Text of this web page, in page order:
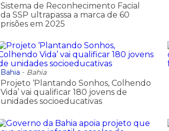
Sistema de Reconhecimento Facial
da SSP ultrapassa a marca de 60
prisões em 2025
Bahia - Bahia
Projeto ‘Plantando Sonhos, Colhendo
Vida’ vai qualificar 180 jovens de
unidades socioeducativas